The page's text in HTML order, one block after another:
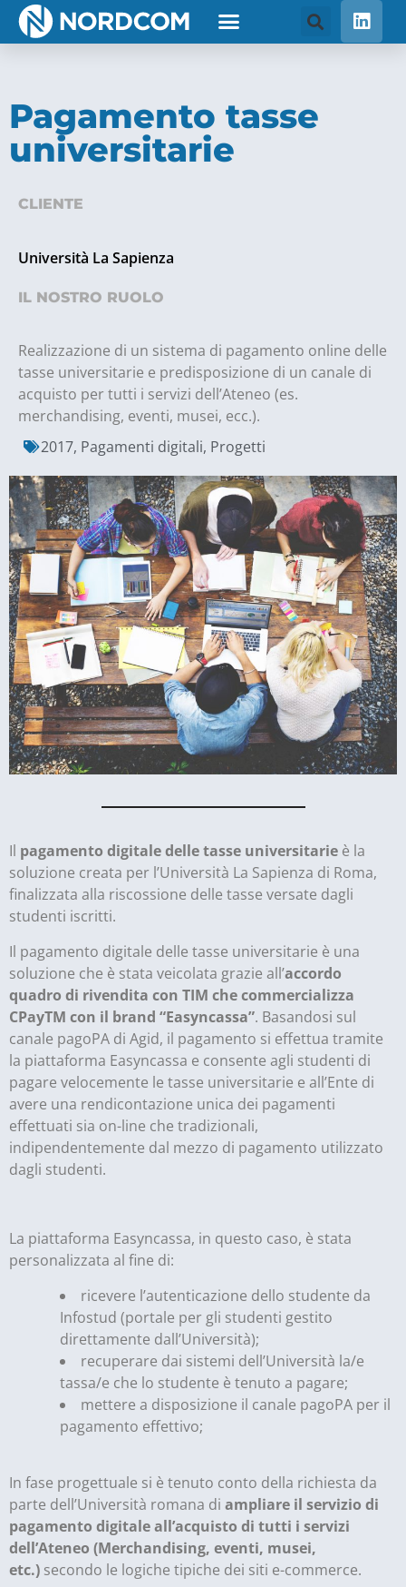
Pagamento tasse
universitarie
CLIENTE
Università La Sapienza
IL NOSTRO RUOLO
Realizzazione di un sistema di pagamento online delle
tasse universitarie e predisposizione di un canale di
acquisto per tutti i servizi dell’Ateneo (es.
merchandising, eventi, musei, ecc.).
2017, Pagamenti digitali, Progetti
Il pagamento digitale delle tasse universitarie è la
soluzione creata per l’Università La Sapienza di Roma,
finalizzata alla riscossione delle tasse versate dagli
studenti iscritti.
Il pagamento digitale delle tasse universitarie è una
soluzione che è stata veicolata grazie all’accordo
quadro di rivendita con TIM che commercializza
CPayTM con il brand “Easyncassa”. Basandosi sul
canale pagoPA di Agid, il pagamento si effettua tramite
la piattaforma Easyncassa e consente agli studenti di
pagare velocemente le tasse universitarie e all’Ente di
avere una rendicontazione unica dei pagamenti
effettuati sia on-line che tradizionali,
indipendentemente dal mezzo di pagamento utilizzato
dagli studenti.
La piattaforma Easyncassa, in questo caso, è stata
personalizzata al fine di:
ricevere l’autenticazione dello studente da
Infostud (portale per gli studenti gestito
direttamente dall’Università);
recuperare dai sistemi dell’Università la/e
tassa/e che lo studente è tenuto a pagare;
mettere a disposizione il canale pagoPA per il
pagamento effettivo;
In fase progettuale si è tenuto conto della richiesta da
parte dell’Università romana di ampliare il servizio di
pagamento digitale all’acquisto di tutti i servizi
dell’Ateneo (Merchandising, eventi, musei,
etc.) secondo le logiche tipiche dei siti e-commerce.